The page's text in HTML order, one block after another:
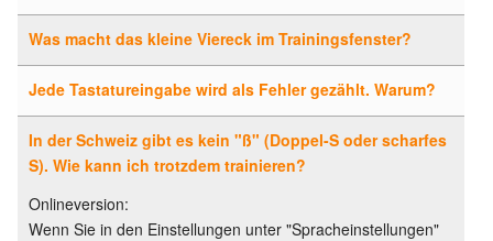
Was macht das kleine Viereck im Trainingsfenster?
Jede Tastatureingabe wird als Fehler gezählt. Warum?
In der Schweiz gibt es kein "ß" (Doppel-S oder scharfes
S). Wie kann ich trotzdem trainieren?
Onlineversion:
Wenn Sie in den Einstellungen unter "Spracheinstellungen"